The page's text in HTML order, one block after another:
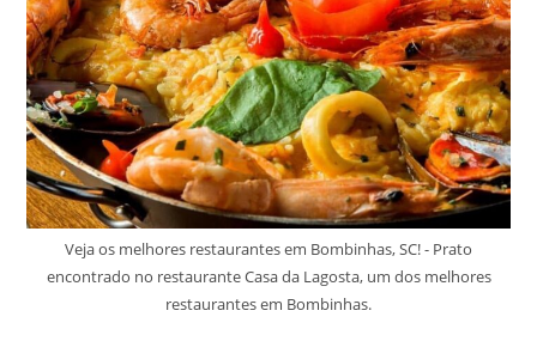
Veja os melhores restaurantes em Bombinhas, SC! - Prato
encontrado no restaurante Casa da Lagosta, um dos melhores
restaurantes em Bombinhas.